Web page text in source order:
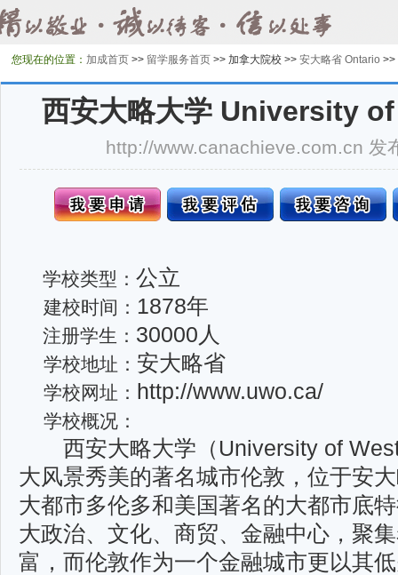
您现在的位置： 加成首页 >> 留学服务首页 >> 加拿大院校 >> 安大略省 Ontario >>
西安大略大学 University
http://www.canachieve.com.cn 发
学校类型：公立
建校时间： 1878年
注册学生： 30000人
学校地址： 安大略省
学校网址： http://www.uwo.ca/
学校概况：
西安大略大学（University of
大风景秀美的著名城市伦敦，位于安
大都市多伦多和美国著名的大都市底
大政治、文化、商贸、金融中心，聚
富，而伦敦作为一个金融城市更以其